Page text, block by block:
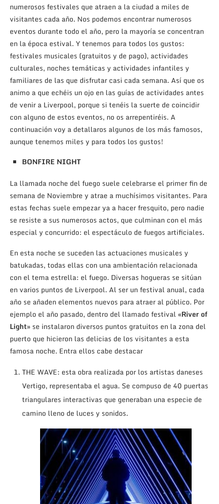
numerosos festivales que atraen a la ciudad a miles de
visitantes cada año. Nos podemos encontrar numerosos
eventos durante todo el año, pero la mayoría se concentran
en la época estival. Y tenemos para todos los gustos:
festivales musicales (gratuitos y de pago), actividades
culturales, noches temáticas y actividades infantiles y
familiares de las que disfrutar casi cada semana. Así que os
animo a que echéis un ojo en las guías de actividades antes
de venir a Liverpool, porque si tenéis la suerte de coincidir
con alguno de estos eventos, no os arrepentiréis. A
continuación voy a detallaros algunos de los más famosos,
aunque tenemos miles y para todos los gustos!
BONFIRE NIGHT
La llamada noche del fuego suele celebrarse el primer fin de
semana de Noviembre y atrae a muchísimos visitantes. Para
estas fechas suele empezar ya a hacer fresquito, pero nadie
se resiste a sus numerosos actos, que culminan con el más
especial y concurrido: el espectáculo de fuegos artificiales.
En esta noche se suceden las actuaciones musicales y
batukadas, todas ellas con una ambientación relacionada
con el tema estrella: el fuego. Diversas hogueras se sitúan
en varios puntos de Liverpool. Al ser un festival anual, cada
año se añaden elementos nuevos para atraer al público. Por
ejemplo el año pasado, dentro del llamado festival «River of
Light» se instalaron diversos puntos gratuitos en la zona del
puerto que hicieron las delicias de los visitantes a esta
famosa noche. Entra ellos cabe destacar
THE WAVE: esta obra realizada por los artistas daneses
Vertigo, representaba el agua. Se compuso de 40 puertas
triangulares interactivas que generaban una especie de
camino lleno de luces y sonidos.